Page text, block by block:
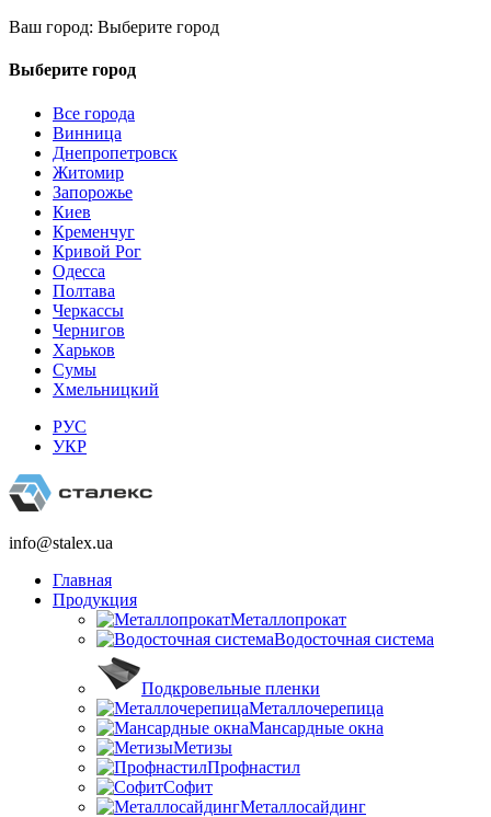
Ваш город: Выберите город
Выберите город
Все города
Винница
Днепропетровск
Житомир
Запорожье
Киев
Кременчуг
Кривой Рог
Одесса
Полтава
Черкассы
Чернигов
Харьков
Сумы
Хмельницкий
РУС
УКР
info@stalex.ua
Главная
Продукция
Металлопрокат
Водосточная система
Подкровельные пленки
Металлочерепица
Мансардные окна
Метизы
Профнастил
Софит
Металлосайдинг